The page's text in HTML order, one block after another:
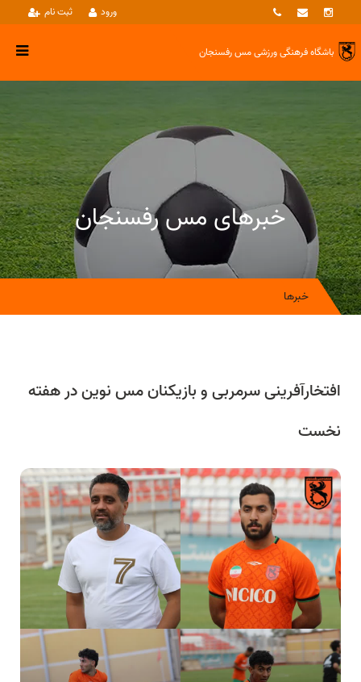
ثبت نام ورود
باشگاه فرهنگی ورزشیمس رفسنجان
خبرهای مس رفسنجان
خبرها
افتخارآفرینی سرمربی و بازیکنان مس نوین در هفته
نخست